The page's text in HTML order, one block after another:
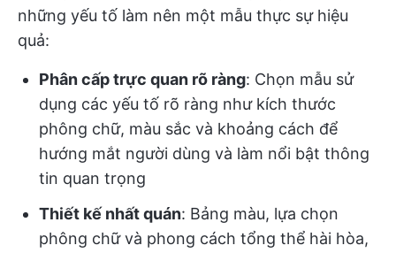
những yếu tố làm nên một mẫu thực sự hiệu
quả:
Phân cấp trực quan rõ ràng: Chọn mẫu sử
dụng các yếu tố rõ ràng như kích thước
phông chữ, màu sắc và khoảng cách để
hướng mắt người dùng và làm nổi bật thông
tin quan trọng
Thiết kế nhất quán: Bảng màu, lựa chọn
phông chữ và phong cách tổng thể hài hòa,